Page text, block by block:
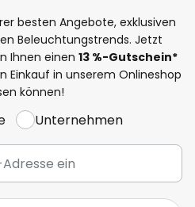
besten Angebote, exklusiven
Beleuchtungstrends. Jetzt
Ihnen einen 13 %-Gutschein*
Einkauf in unserem Onlineshop
können!
Unternehmen